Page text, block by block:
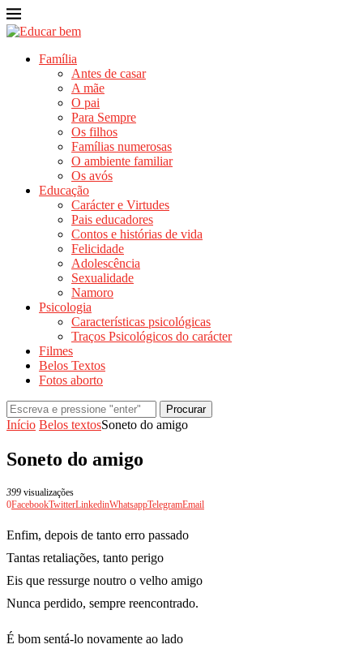
Família
Antes de casar
A mãe
O pai
Para Sempre
Os filhos
Famílias numerosas
O ambiente familiar
Os avós
Educação
Carácter e Virtudes
Pais educadores
Contos e histórias de vida
Felicidade
Adolescência
Sexualidade
Namoro
Psicologia
Características psicológicas
Traços Psicológicos do carácter
Filmes
Belos Textos
Fotos aborto
Procurar
Início Belos textosSoneto do amigo
Soneto do amigo
399 visualizações
0FacebookTwitterLinkedinWhatsappTelegramEmail
Enfim, depois de tanto erro passado
Tantas retaliações, tanto perigo
Eis que ressurge noutro o velho amigo
Nunca perdido, sempre reencontrado.
É bom sentá-lo novamente ao lado